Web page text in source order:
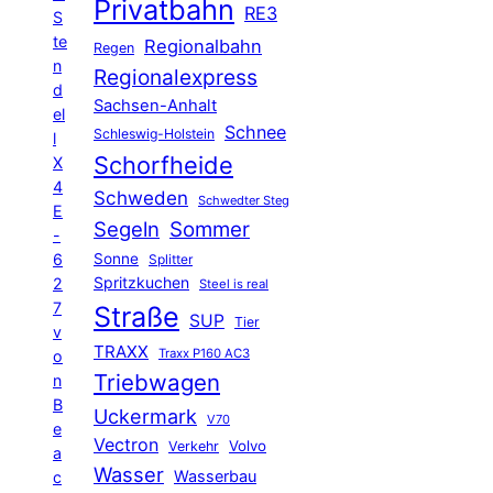
S
te
n
d
el
l
X
4
E
-
6
2
7
v
o
n
B
e
a
c
Privatbahn RE3
Regen Regionalbahn
Regionalexpress
Sachsen-Anhalt
Schleswig-Holstein Schnee
Schorfheide
Schweden Schwedter Steg
Segeln Sommer
Sonne Splitter
Spritzkuchen Steel is real
Straße SUP Tier
TRAXX Traxx P160 AC3
Triebwagen
Uckermark V70
Vectron Verkehr Volvo
Wasser Wasserbau